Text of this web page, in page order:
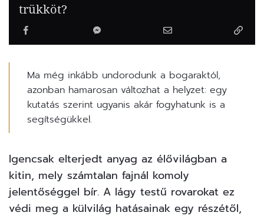
trükköt?
Ma még inkább undorodunk a bogaraktól,
azonban hamarosan változhat a helyzet: egy
kutatás szerint ugyanis akár fogyhatunk is a
segítségükkel.
Igencsak elterjedt anyag az élővilágban a
kitin, mely számtalan fajnál komoly
jelentőséggel bír. A lágy testű rovarokat ez
védi meg a külvilág hatásainak egy részétől,